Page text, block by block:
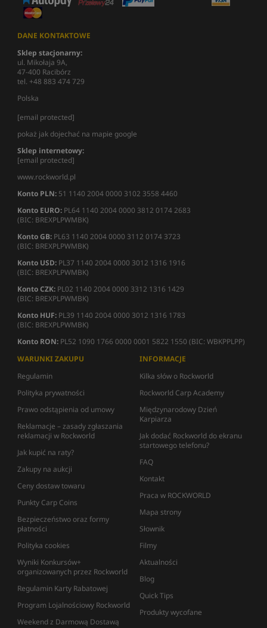
DANE KONTAKTOWE
Sklep stacjonarny:
ul. Mikołaja 9A,
47-400 Racibórz
tel. +48 883 474 729
Polska
[email protected]
pokaż jak dojechać na mapie google
Sklep internetowy:
[email protected]
www.rockworld.pl
Konto PLN: 51 1140 2004 0000 3102 3558 4460
Konto EURO: PL64 1140 2004 0000 3812 0174 2683
(BIC: BREXPLPWMBK)
Konto GB: PL63 1140 2004 0000 3112 0174 3723
(BIC: BREXPLPWMBK)
Konto USD: PL37 1140 2004 0000 3012 1316 1916
(BIC: BREXPLPWMBK)
Konto CZK: PL02 1140 2004 0000 3312 1316 1429
(BIC: BREXPLPWMBK)
Konto HUF: PL39 1140 2004 0000 3012 1316 1783
(BIC: BREXPLPWMBK)
Konto RON: PL52 1090 1766 0000 0001 5822 1550 (BIC: WBKPPLPP)
WARUNKI ZAKUPU
Regulamin
Polityka prywatności
Prawo odstąpienia od umowy
Reklamacje – zasady zgłaszania
reklamacji w Rockworld
Jak kupić na raty?
Zakupy na aukcji
Ceny dostaw towaru
Punkty Carp Coins
Bezpieczeństwo oraz formy
płatności
Polityka cookies
Wyniki Konkursów+
organizowanych przez Rockworld
Regulamin Karty Rabatowej
Program Lojalnościowy Rockworld
Weekend z Darmową Dostawą
INFORMACJE
Kilka słów o Rockworld
Rockworld Carp Academy
Międzynarodowy Dzień
Karpiarza
Jak dodać Rockworld do ekranu
startowego telefonu?
FAQ
Kontakt
Praca w ROCKWORLD
Mapa strony
Słownik
Filmy
Aktualności
Blog
Quick Tips
Produkty wycofane